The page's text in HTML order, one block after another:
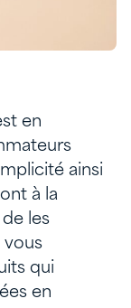
en
ainsi
à la
les
vous
qui
en